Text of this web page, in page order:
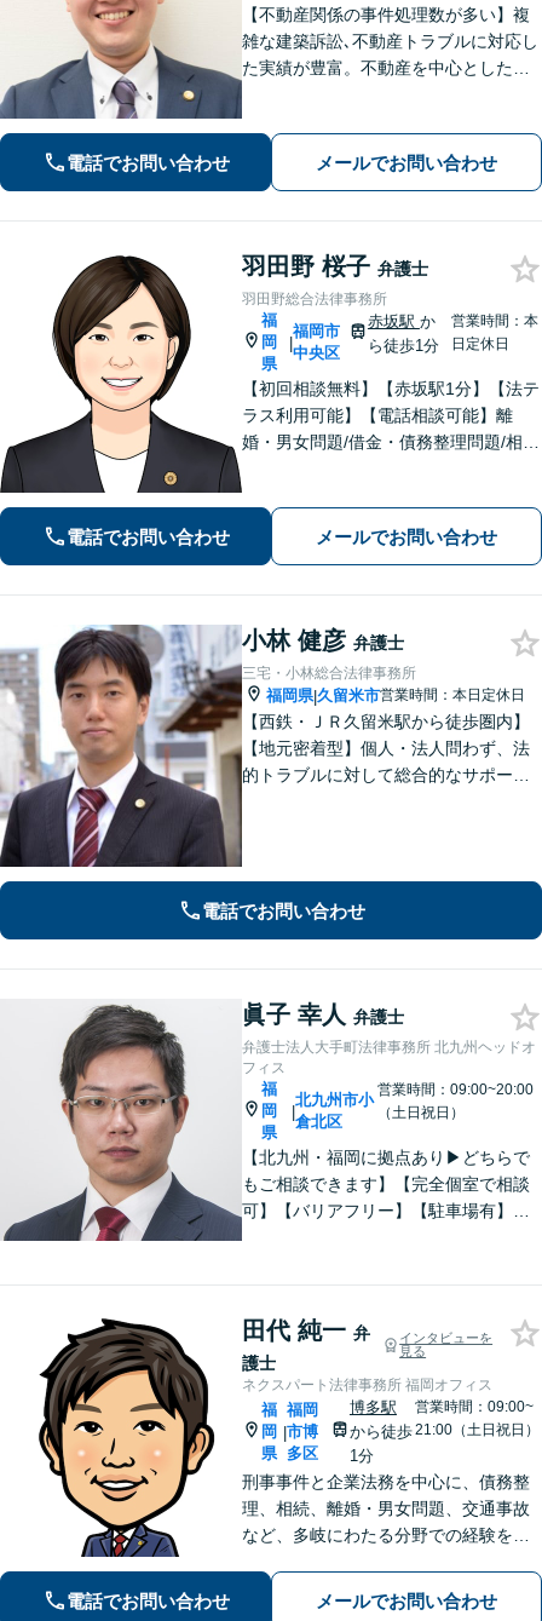
【不動産関係の事件処理数が多い】複
雑な建築訴訟､不動産トラブルに対応し
た実績が豊富。不動産を中心とした相
法務、顧客とのトラブル、予防法務も
お任せ【六本松駅2分】
電話でお問い合わせ メールでお問い合わせ
羽田野 桜子 弁護士
羽田野総合法律事務所
福
岡
県
|
福岡市
中央区
赤坂駅 か
ら徒歩1分
営業時間：本
日定休日
【初回相談無料】【赤坂駅1分】【法テ
ラス利用可能】【電話相談可能】離
婚・男女問題/借金・債務整理問題/相
視点を活かしつつ、依頼者様にとって
ベストな解決を目指します。
電話でお問い合わせ メールでお問い合わせ
小林 健彦 弁護士
三宅・小林総合法律事務所
福岡県|久留米市営業時間：本日定休日
【西鉄・ＪＲ久留米駅から徒歩圏内】
【地元密着型】個人・法人問わず、法
的トラブルに対して総合的なサポート
電話でお問い合わせ
眞子 幸人 弁護士
弁護士法人大手町法律事務所 北九州ヘッドオ
フィス
福
岡
県
|
北九州市小
倉北区
営業時間：09:00~20:00
（土日祝日）
【北九州・福岡に拠点あり▶どちらで
もご相談できます】【完全個室で相談
可】【バリアフリー】【駐車場有】法
活かした総合力で課題解決をサポート
します。お悩みの方はご相談くださ
い。
田代 純一 弁
護士
インタビューを
見る
ネクスパート法律事務所 福岡オフィス
福
岡
県
|
福岡
市博
多区
博多駅
から徒歩
1分
営業時間：09:00~
21:00（土日祝日）
刑事事件と企業法務を中心に、債務整
理、相続、離婚・男女問題、交通事故
など、多岐にわたる分野での経験を積
ご依頼者様のご心情や迷いを丁寧にお
聴き取りし、安心・納得感の得られる
電話でお問い合わせ メールでお問い合わせ